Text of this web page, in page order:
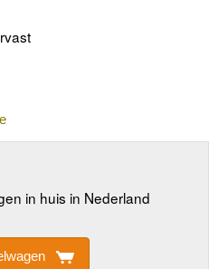
in huis in Nederland